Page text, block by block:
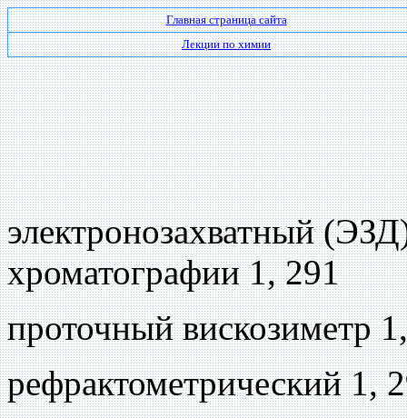
Главная страница сайта
Лекции по химии
электронозахватный
хроматографии 1, 291
проточный вискозиметр
рефрактометрический 1,